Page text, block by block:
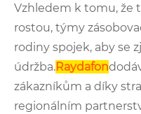
Vzhledem k tomu, že
rostou, týmy
rodiny spojek, aby se
údržba.Raydafon
zákazníkům a díky
regionálním